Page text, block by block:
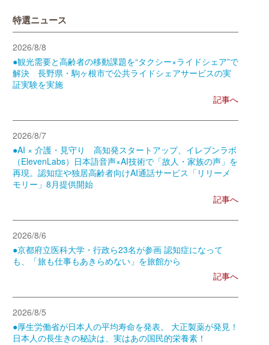
特選ニュース
2026/8/8
●観光需要と高齢者の移動課題を“タクシー×ライドシェア”で
解決 長野県・駒ヶ根市で公共ライドシェアサービスの実
証実験を実施
記事へ
2026/8/7
●AI × 介護・見守り 高知発スタートアップ、イレブンラボ
（ElevenLabs）日本語音声×AI技術で「故人・家族の声」を
再現。認知症や独居高齢者向けAI通話サービス「リリーメ
モリー」8月提供開始
記事へ
2026/8/6
●京都府立医科大学・行政ら23名が参画 認知症になって
も、「旅も仕事もあきらめない」を旅館から
記事へ
2026/8/5
●厚生労働省が日本人の平均寿命を発表。 大正製薬が発見！
日本人の長生きの秘訣は、実はあの国民的栄養素！